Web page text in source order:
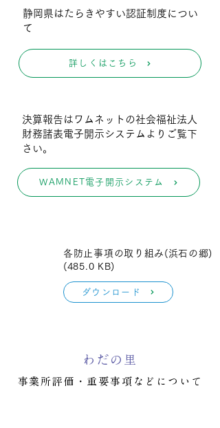
静岡県はたらきやすい認証制度につい
て
詳しくはこちら
決算報告はワムネットの社会福祉法人
財務諸表電子開示システムよりご覧下
さい。
WAMNET電子開示システム
各防止事項の取り組み(浜石の郷)
(485.0 KB)
ダウンロード
わだの里
事業所評価・重要事項などについて